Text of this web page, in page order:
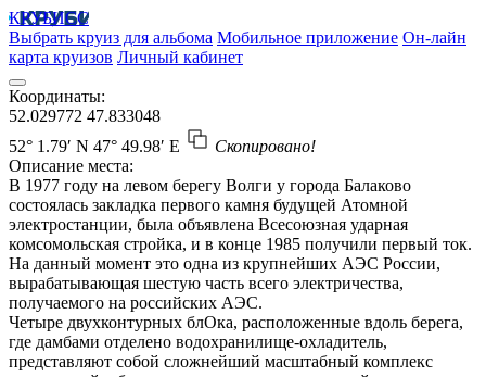
КРУБИСС
Выбрать круиз для альбома Мобильное приложение Он-лайн
карта круизов Личный кабинет
Координаты:
52.029772 47.833048
52° 1.79′ N 47° 49.98′ E
Скопировано!
Описание места:
В 1977 году на левом берегу Волги у города Балаково
состоялась закладка первого камня будущей Атомной
электростанции, была объявлена Всесоюзная ударная
комсомольская стройка, и в конце 1985 получили первый ток.
На данный момент это одна из крупнейших АЭС России,
вырабатывающая шестую часть всего электричества,
получаемого на российских АЭС.
Четыре двухконтурных блОка, расположенные вдоль берега,
где дамбами отделено водохранилище-охладитель,
представляют собой сложнейший масштабный комплекс